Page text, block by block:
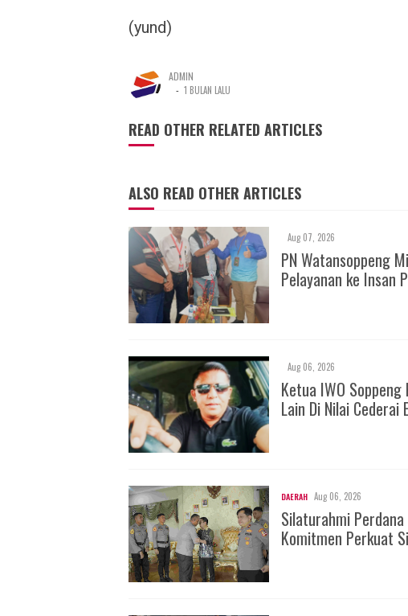
(yund)
ADMIN
- 1 BULAN LALU
READ OTHER RELATED ARTICLES
ALSO READ OTHER ARTICLES
Aug 07, 2026
PN Watansoppeng
Pelayanan ke Insan
Aug 06, 2026
Ketua IWO
Lain Di Nilai
DAERAH Aug 06, 2026
Silaturahmi
Komitmen Perkuat